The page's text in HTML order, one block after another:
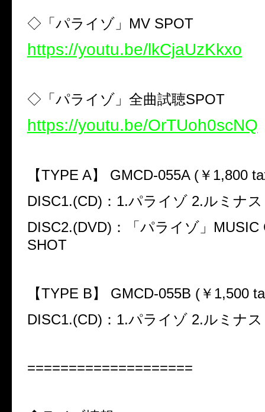
◇「パライゾ」 MV SPOT
https://youtu.be/lkCjaUzKkxo
◇「パライゾ」全曲試聴SPOT
https://youtu.be/OrTUoh0scNQ
【TYPE A】 GMCD-055A ( ￥ 1,800
DISC1.(CD) ： 1.パライゾ 2.ルミナス
DISC2.(DVD) ：「パライゾ」 MUSIC
SHOT
【TYPE B】 GMCD-055B ( ￥ 1,500
DISC1.(CD) ： 1.パライゾ 2.ルミナス
====================